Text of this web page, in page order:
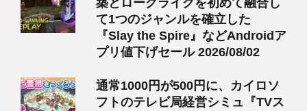
築とローグライクを初めて融合し
て1つのジャンルを確立した
『Slay the Spire』などAndroidア
プリ値下げセール 2026/08/02
通常1000円が500円に、カイロソ
フトのテレビ局経営シミュ『TVス